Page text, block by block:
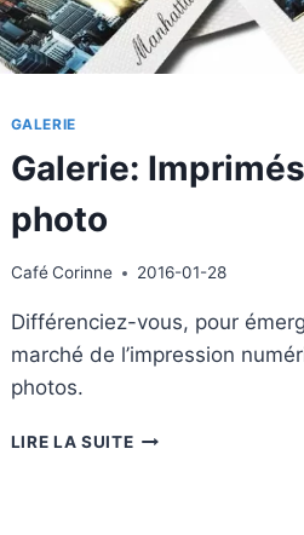
GALERIE
Galerie: Imprimés
photo
Café Corinne 2016-01-28
Différenciez-vous, pour
marché de l’impression
photos.
LIRE LA SUITEGALERIE: